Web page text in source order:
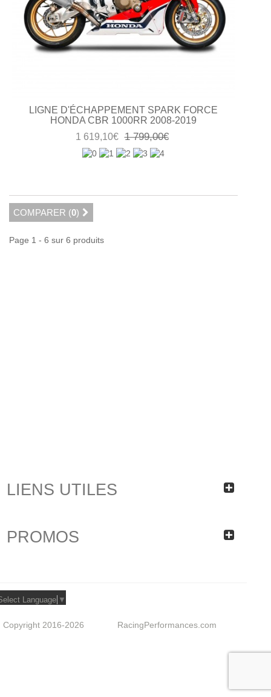
LIGNE D'ÉCHAPPEMENT SPARK FORCE
HONDA CBR 1000RR 2008-2019
1 619,10€ 1 799,00€
COMPARER (0)
Page 1 - 6 sur 6 produits
LIENS UTILES
PROMOS
Language ▼
Copyright 2016-2026 RacingPerformances.com